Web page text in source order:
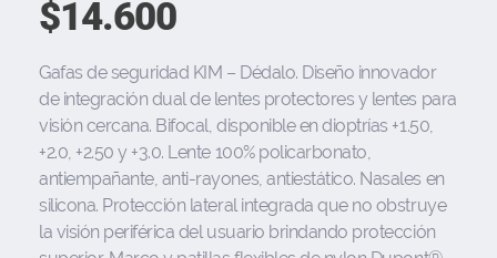
$14.600
Gafas de seguridad KIM – Dédalo. Diseño innovador
de integración dual de lentes protectores y lentes para
visión cercana. Bifocal, disponible en dioptrías +1.50,
+2.0, +2.50 y +3.0. Lente 100% policarbonato,
antiempañante, anti-rayones, antiestático. Nasales en
silicona. Protección lateral integrada que no obstruye
la visión periférica del usuario brindando protección